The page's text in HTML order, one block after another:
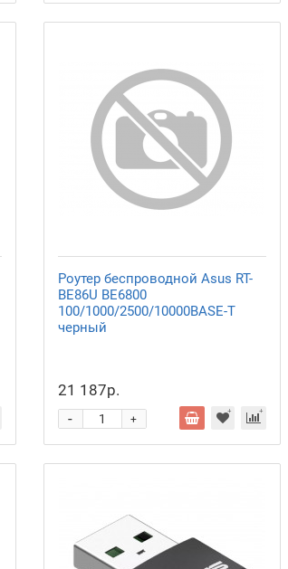
Роутер беспроводной Asus RT-
BE86U BE6800
100/1000/2500/10000BASE-T
черный
21 187р.
+
-